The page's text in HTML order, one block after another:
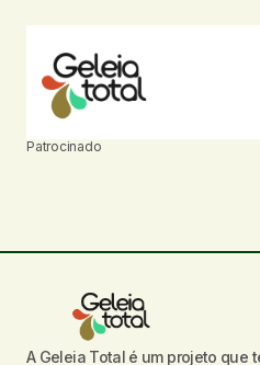
Patrocinado
A Geleia Total é um projeto que